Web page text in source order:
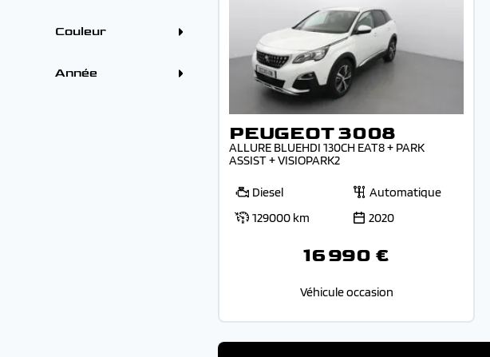
VOLVO (1)
Automatique (23)
Couleur
Gris (9)
Blanc (6)
Année
PEUGEOT 3008
ALLURE BLUEHDI 130CH EAT8 + PARK
ASSIST + VISIOPARK2
Diesel
Automatique
129000 km
2020
16 990 €
Véhicule occasion